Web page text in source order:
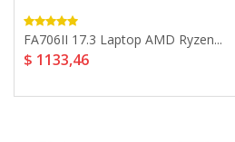
FA706II 17.3 Laptop AMD Ryzen...
$ 1133,46